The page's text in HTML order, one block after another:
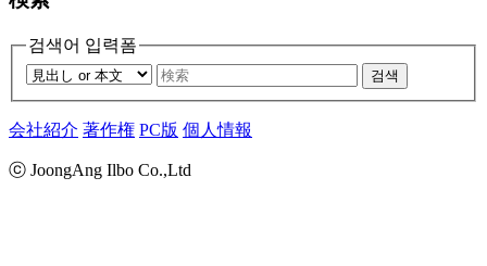
검색어 입력폼
검색
会社紹介 著作権 PC版 個人情報
ⓒ JoongAng Ilbo Co.,Ltd